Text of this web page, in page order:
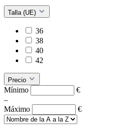
Talla (UE)
36
38
40
42
Precio
Mínimo
€
–
Máximo
€